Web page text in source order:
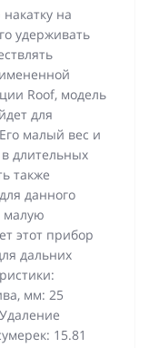
на
удерживать
Roof, модель
для
малый вес и
длительных
также
данного
малую
этот прибор
дальних
мм: 25
15.81